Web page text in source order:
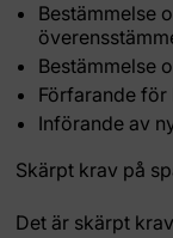
Bestämmelse
Bestämmelse
Förfarande för
Införande av
Skärpt krav på
Det är skärpt